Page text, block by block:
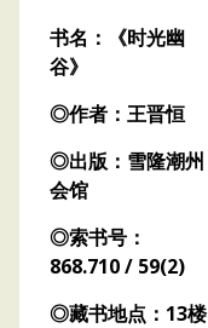
书名：《时光幽
谷》
◎作者：王晋恒
◎出版：雪隆潮州
会馆
◎索书号：
868.710 / 59(2)
◎藏书地点：13楼